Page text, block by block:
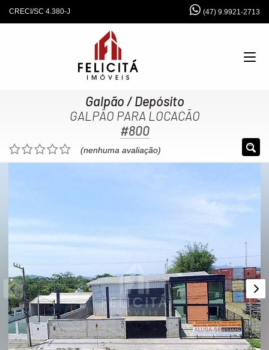
CRECI/SC 4.380-J (47) 9.9921-2713
Galpão / Depósito
GALPÃO PARA LOCACÃO
#800
(nenhuma avaliação)